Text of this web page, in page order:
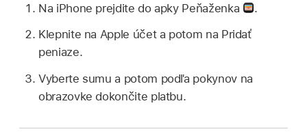
Na iPhone prejdite do apky Peňaženka
.
Klepnite na Apple účet a potom na Pridať
peniaze.
Vyberte sumu a potom podľa pokynov na
obrazovke dokončite platbu.